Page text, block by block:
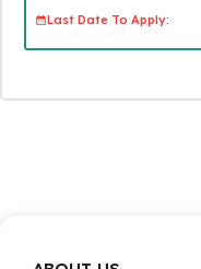
Last Date To Apply: